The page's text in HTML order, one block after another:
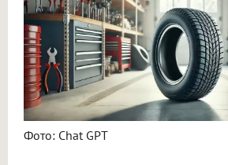
Фото: Chat GPT